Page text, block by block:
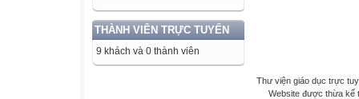
THÀNH VIÊN TRỰC TUYẾN
9 khách và 0 thành viên
Thư viện giáo dục trực
Website được thừa kế